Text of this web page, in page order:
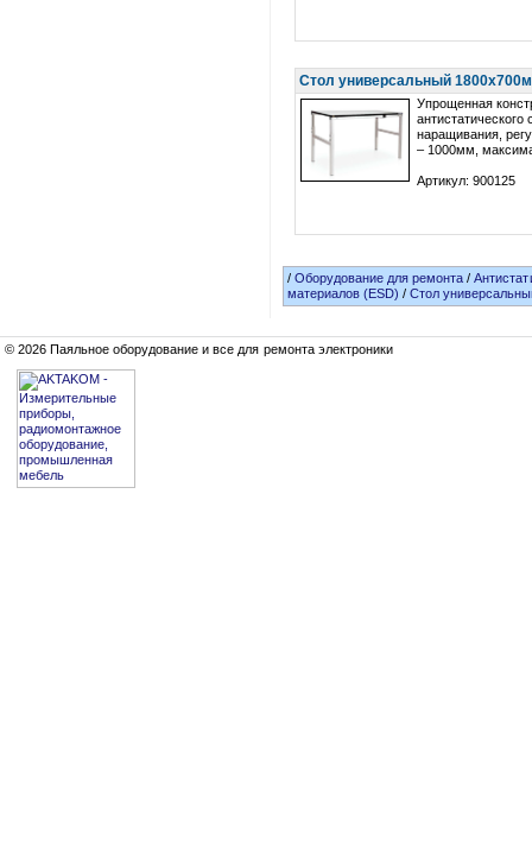
Стол универсальный
Упрощенная
антистатического
наращивания,
– 1000мм,
Артикул: 900125
/Оборудование для ремонта /
материалов (ESD) /Стол
© 2026 Паяльное оборудование и все для ремонта электроники